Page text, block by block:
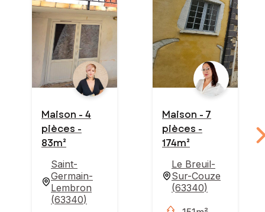
Maison - 4
pièces -
83m²
Saint-
Germain-
Lembron
(63340)
Maison - 7
pièces -
174m²
Le Breuil-
Sur-Couze
(63340)